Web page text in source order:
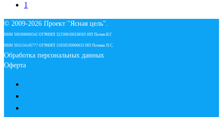
1
© 2009-2026 Проект "Ясная цель".
ИНН 500308060542 ОГРНИП 322508100338505 ИП Пачин В.Г.
ИНН 503124145777 ОГРНИП 31650530006633 ИП Пачина П.С.
Обработка персональных данных
Оферта